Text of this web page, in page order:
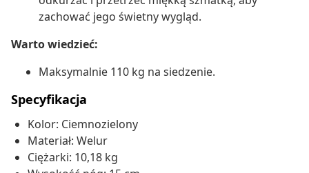
zachować jego świetny wygląd.
Warto wiedzieć:
Maksymalnie 110 kg na siedzenie.
Specyfikacja
Kolor: Ciemnozielony
Materiał: Welur
Ciężarki: 10,18 kg